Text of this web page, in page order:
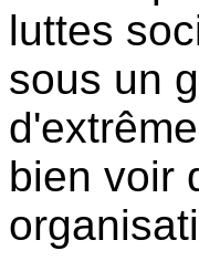
luttes
sous un
bien voir